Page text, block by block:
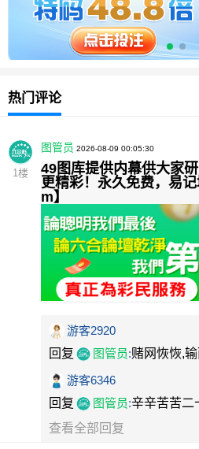
热门评论
1 楼
图管员 2026-08-09 00:05:30
49图库提供内幕供大家
更精彩！永久免费，易
m】
游客2920
回复
图管员:赌网恢恢,
游客6346
回复
图管员:辛辛苦苦二
查看全部回复